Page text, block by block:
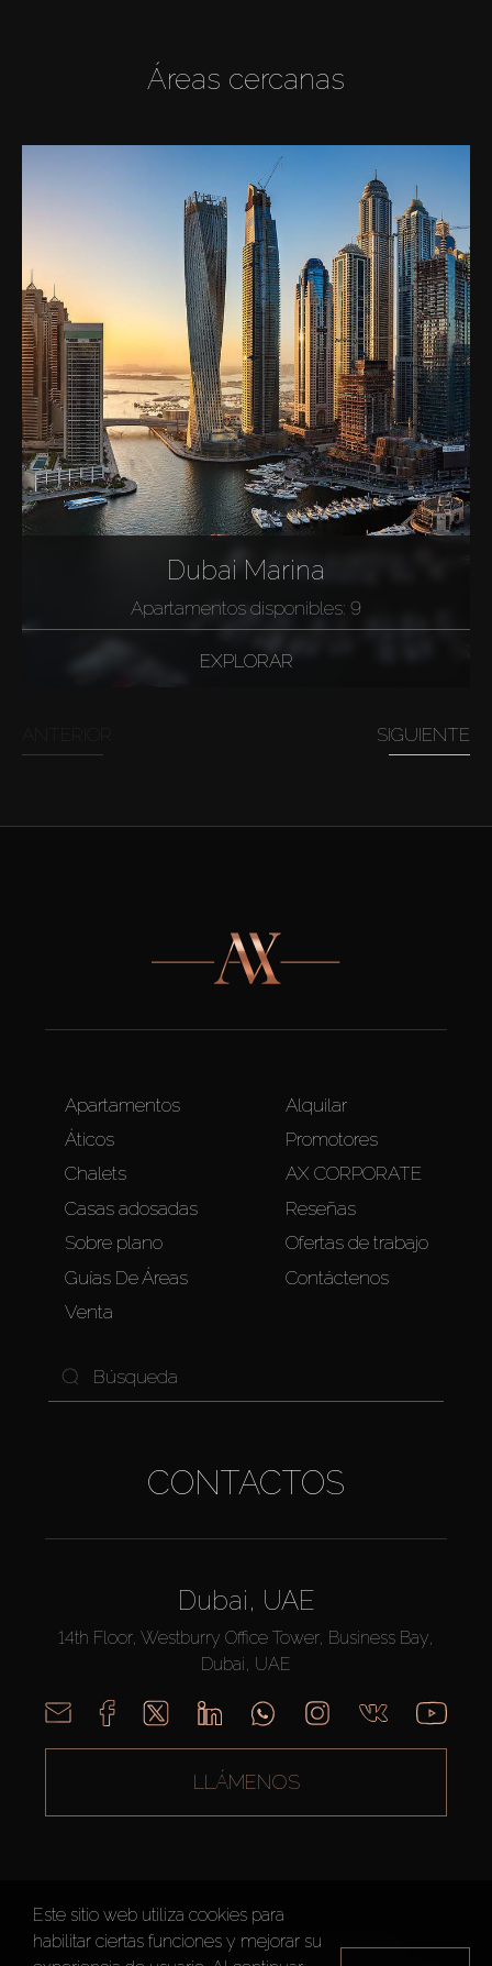
Áreas cercanas
Dubai Marina
Apartamentos disponibles: 9
EXPLORAR
SIGUIENTE
Apartamentos
Áticos
Chalets
Casas adosadas
Sobre plano
Guías De Áreas
Venta
Alquilar
Promotores
AX CORPORATE
Reseñas
Ofertas de trabajo
Contáctenos
CONTACTOS
Dubai, UAE
14th Floor, Westburry Office Tower, Business Bay,
Dubai, UAE
LLÁMENOS
AX CAPITAL ©2026 Todos los derechos reservados
Este sitio web utiliza cookies para
habilitar ciertas funciones y mejorar su